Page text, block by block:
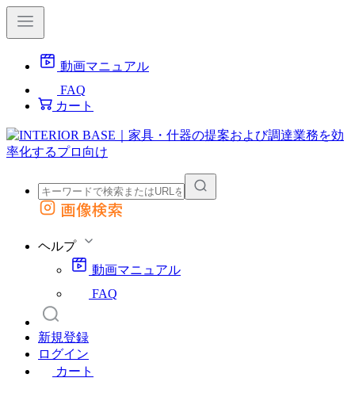
動画マニュアル
FAQ
カート
外部サイトの商品をカートに追加
画像検索
ヘルプ
動画マニュアル
FAQ
新規登録
ログイン
カート